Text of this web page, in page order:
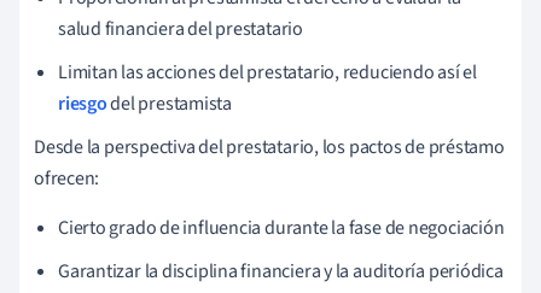
salud financiera del prestatario
Limitan las acciones del prestatario, reduciendo así el
riesgodel prestamista
Desde la perspectiva del prestatario, los pactos de préstamo
ofrecen:
Cierto grado de influencia durante la fase de negociación
Garantizar la disciplina financiera y la auditoría periódica